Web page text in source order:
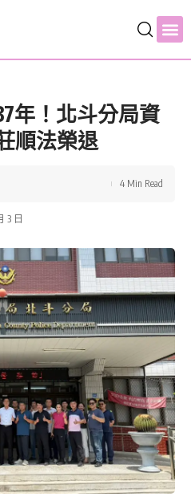
年！北斗分局資
順法榮退
3 日
4 Min Read